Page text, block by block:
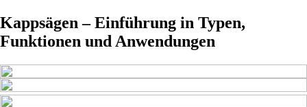
Kappsägen – Einführung in Typen,
Funktionen und Anwendungen